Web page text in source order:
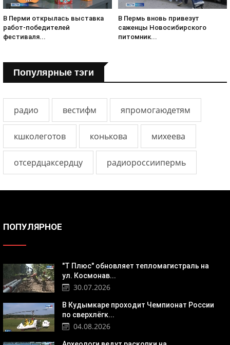
В Перми открылась выставка
работ-победителей
фестиваля...
В Пермь вновь привезут
саженцы Новосибирского
питомник...
Популярные тэги
радио вестифм япромогаюдетям
кшколеготов конькова михеева
отсердцаксердцу радиороссиипермь
ПОПУЛЯРНОЕ
"Т Плюс" обновляет тепломагистраль на
ул. Космонав...
30.07.2026
В Кудымкаре проходит Чемпионат России
по сверхлёгк...
04.08.2026